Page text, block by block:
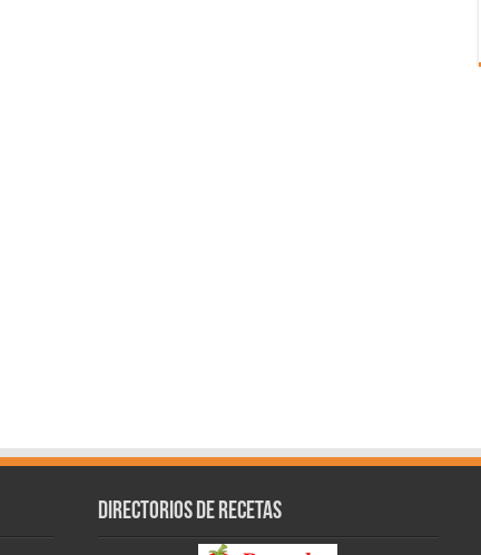
Directorios de recetas